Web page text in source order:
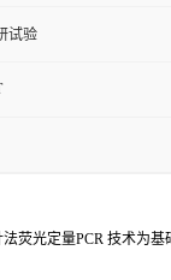
试验
荧光定量PCR 技术为基